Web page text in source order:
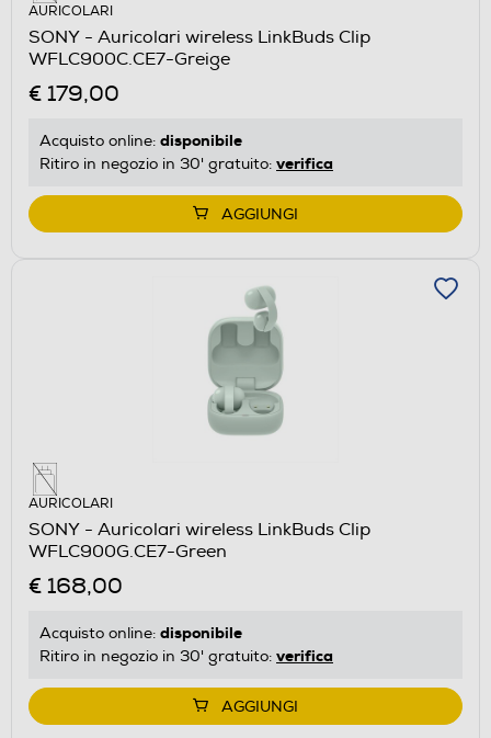
AURICOLARI
SONY - Auricolari wireless LinkBuds Clip
WFLC900C.CE7-Greige
€ 179,00
Acquisto online: disponibile
Ritiro in negozio in 30' gratuito: verifica
AGGIUNGI
AURICOLARI
SONY - Auricolari wireless LinkBuds Clip
WFLC900G.CE7-Green
€ 168,00
Acquisto online: disponibile
Ritiro in negozio in 30' gratuito: verifica
AGGIUNGI